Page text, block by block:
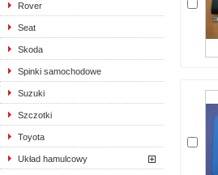
Rover
Seat
Skoda
Spinki samochodowe
Suzuki
Szczotki
Toyota
Układ hamulcowy